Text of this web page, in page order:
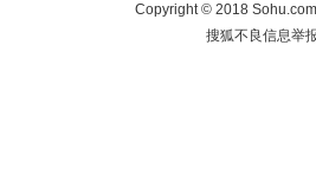
Copyright©2018
搜狐不良信息举